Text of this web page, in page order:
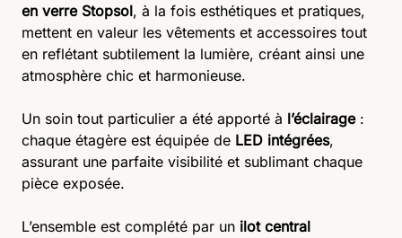
en verre Stopsol, à la fois esthétiques et pratiques,
mettent en valeur les vêtements et accessoires tout
en reflétant subtilement la lumière, créant ainsi une
atmosphère chic et harmonieuse.
Un soin tout particulier a été apporté à l’éclairage:
chaque étagère est équipée de LED intégrées,
assurant une parfaite visibilité et sublimant chaque
pièce exposée.
L’ensemble est complété par un ilot central